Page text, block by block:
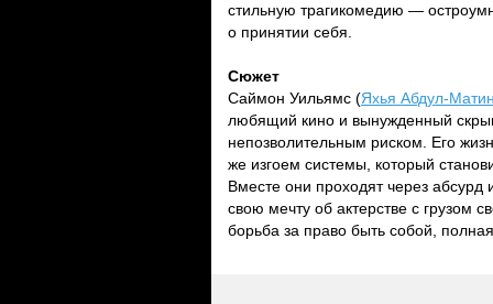
стильную трагикомедию —
о принятии себя.
Сюжет
Саймон Уильямс (Яхья Абдул-
любящий кино и вынужденный
непозволительным риском. Его
же изгоем системы, который
Вместе они проходят через абсурд
свою мечту об актерстве с грузом
борьба за право быть собой,